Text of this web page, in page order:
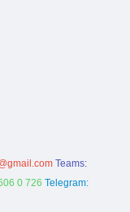
Teams:
0 726 Telegram: